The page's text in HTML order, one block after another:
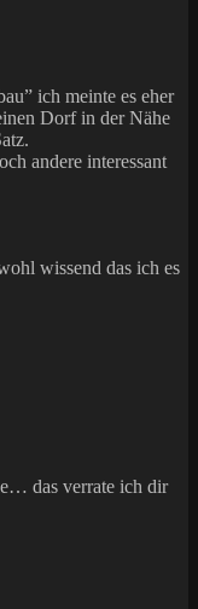
ich meinte es eher
Dorf in der Nähe
andere interessant
wissend das ich es
das verrate ich dir